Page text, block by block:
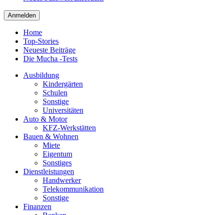
Home
Top-Stories
Neueste Beiträge
Die Mucha -Tests
Ausbildung
Kindergärten
Schulen
Sonstige
Universitäten
Auto & Motor
KFZ-Werkstätten
Bauen & Wohnen
Miete
Eigentum
Sonstiges
Dienstleistungen
Handwerker
Telekommunikation
Sonstige
Finanzen